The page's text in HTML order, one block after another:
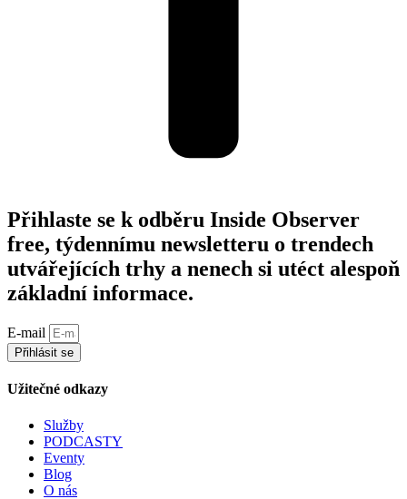
Přihlaste se k odběru Inside Observer
free, týdennímu newsletteru o trendech
utvářejících trhy a nenech si utéct alespoň
základní informace.
E-mail
Přihlásit se
Užitečné odkazy
Služby
PODCASTY
Eventy
Blog
O nás